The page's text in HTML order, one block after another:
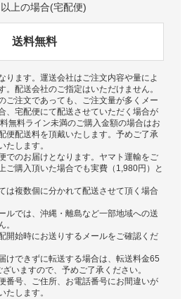
上の場合(宅配便)
送料無料
ります。運送会社はご注文内容や量によ
。配送会社のご指定はいただけません。
ご注文であっても、ご注文量が多くメー
、宅配便にて配送させていただく場合が
無料ライン未満のご購入金額の場合はお
便配送料を頂戴いたします。予めご了承
たします。
でのお届けとなります。ヤマト運輸をご
ご購入頂いた場合でも実費（1,980円）と
は複数個に分かれて配送させて頂く場合
ルでは、沖縄・離島など一部地域への送
。
開始時にお送りするメールをご確認くだ
けできずに転送する場合は、転送料金65
いますので、予めご了承ください。
番号、ご住所、お電話番号にお間違いが
たします。